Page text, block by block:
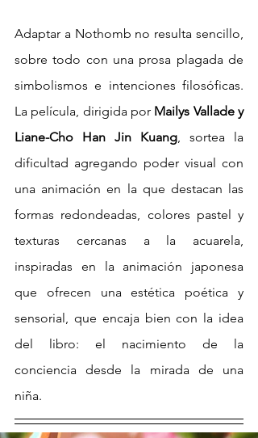
Adaptar a Nothomb no resulta sencillo,
sobre todo con una prosa plagada de
simbolismos e intenciones filosóficas.
La película, dirigida por Mailys Vallade y
Liane-Cho Han Jin Kuang, sortea la
dificultad agregando poder visual con
una animación en la que destacan las
formas redondeadas, colores pastel y
texturas cercanas a la acuarela,
inspiradas en la animación japonesa
que ofrecen una estética poética y
sensorial, que encaja bien con la idea
del libro: el nacimiento de la
conciencia desde la mirada de una
niña.